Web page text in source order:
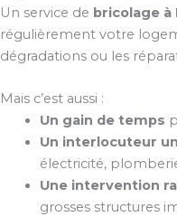
Un service de bricolage à
régulièrement votre
dégradations ou les
Mais c’est aussi :
Un gain de temps
Un interlocuteur
électricité,
Une intervention
grosses structures